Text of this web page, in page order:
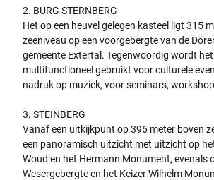
2. BURG STERNBERG
Het op een heuvel gelegen kasteel ligt 315
zeeniveau op een voorgebergte van de
gemeente Extertal. Tegenwoordig wordt het
multifunctioneel gebruikt voor culturele
nadruk op muziek, voor seminars,
3. STEINBERG
Vanaf een uitkijkpunt op 396 meter boven
een panoramisch uitzicht met uitzicht op
Woud en het Hermann Monument, evenals
Wesergebergte en het Keizer Wilhelm